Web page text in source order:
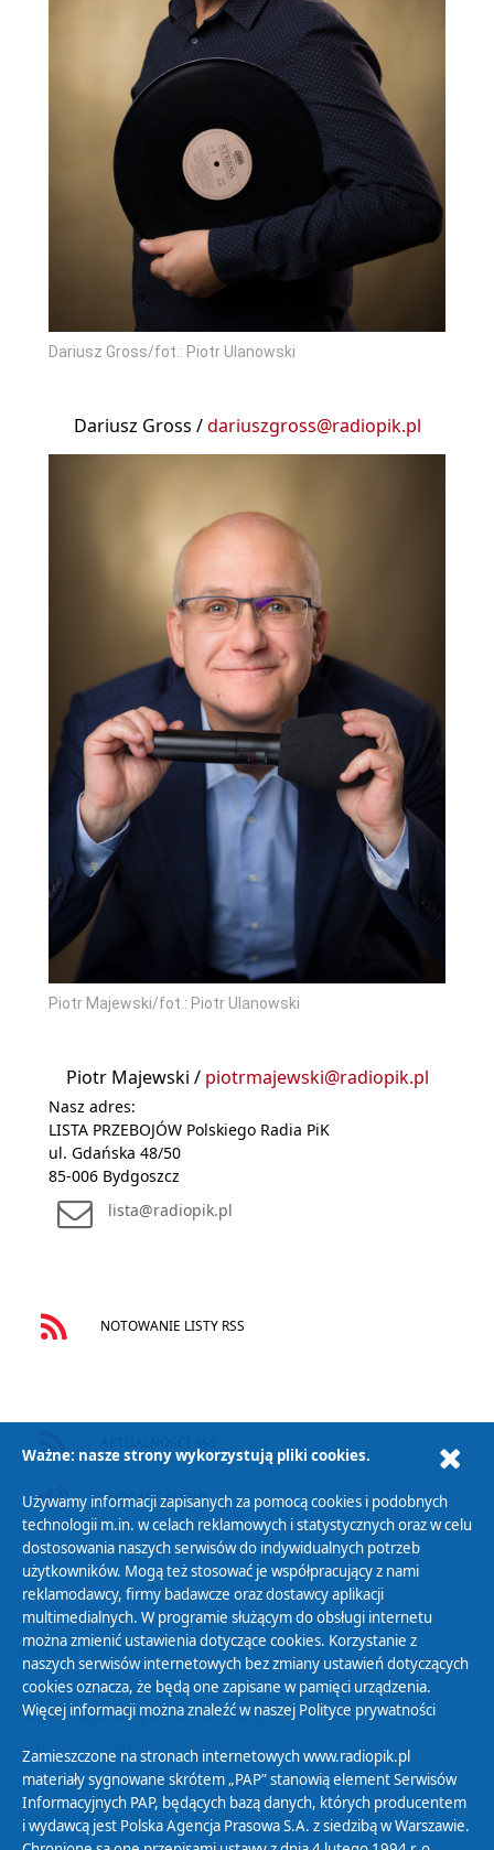
Dariusz Gross/fot.: Piotr Ulanowski
Dariusz Gross /dariuszgross@radiopik.pl
Piotr Majewski/fot.: Piotr Ulanowski
Piotr Majewski / piotrmajewski@radiopik.pl
Nasz adres:
LISTA PRZEBOJÓW Polskiego Radia PiK
ul. Gdańska 48/50
85-006 Bydgoszcz
lista@radiopik.pl
NOTOWANIE LISTY RSS
PODCAST AUDIO
Polityka Prywatności
Zasady korzystania z Serwisu
Organizacje Pożytku Publicznego
Cyfryzacja DAB+
Polityka ochrony danych osobowych
Abonament
Ważne: nasze strony wykorzystują pliki cookies.
Używamy informacji zapisanych za pomocą cookies i podobnych
technologii m.in. w celach reklamowych i statystycznych oraz w celu
dostosowania naszych serwisów do indywidualnych potrzeb
użytkowników. Mogą też stosować je współpracujący z nami
reklamodawcy, firmy badawcze oraz dostawcy aplikacji
multimedialnych. W programie służącym do obsługi internetu
można zmienić ustawienia dotyczące cookies. Korzystanie z
naszych serwisów internetowych bez zmiany ustawień dotyczących
cookies oznacza, że będą one zapisane w pamięci urządzenia.
Więcej informacji można znaleźć w naszej Polityce prywatności
Zamieszczone na stronach internetowych www.radiopik.pl
materiały sygnowane skrótem „PAP” stanowią element Serwisów
Informacyjnych PAP, będących bazą danych, których producentem
i wydawcą jest Polska Agencja Prasowa S.A. z siedzibą w Warszawie.